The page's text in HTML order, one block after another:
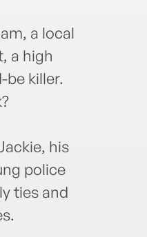
a local
a high
be killer.
his
police
ties and